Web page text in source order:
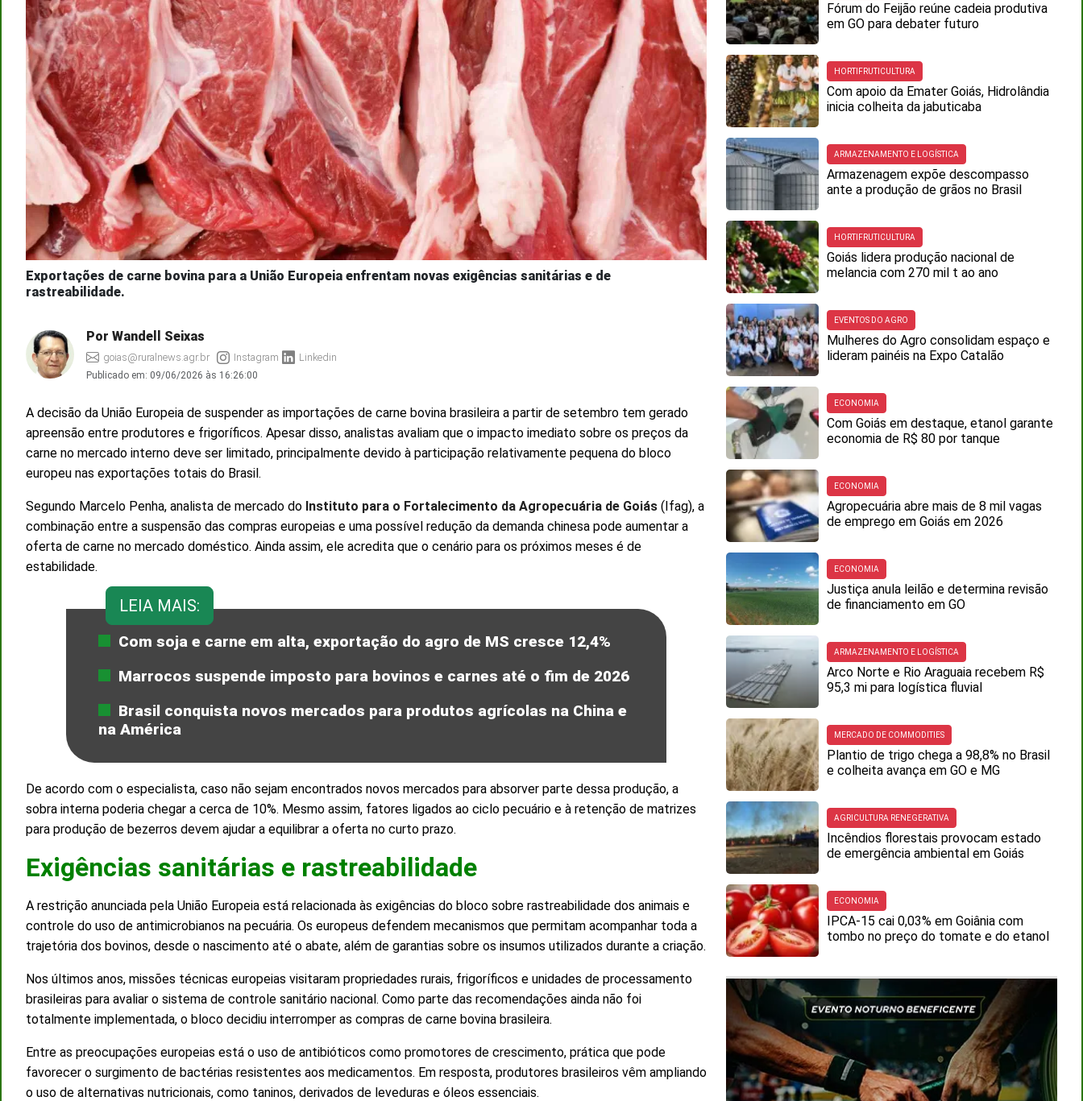
Exportações de carne bovina para a União Europeia enfrentam novas exigências sanitárias e de
rastreabilidade.
Por Wandell Seixas
goias@ruralnews.agr.br Instagram Linkedin
Publicado em: 09/06/2026 às 16:26:00
A decisão da União Europeia de suspender as importações de carne bovina brasileira a partir de setembro tem gerado
apreensão entre produtores e frigoríficos. Apesar disso, analistas avaliam que o impacto imediato sobre os preços da
carne no mercado interno deve ser limitado, principalmente devido à participação relativamente pequena do bloco
europeu nas exportações totais do Brasil.
Segundo Marcelo Penha, analista de mercado do Instituto para o Fortalecimento da Agropecuária de Goiás (Ifag), a
combinação entre a suspensão das compras europeias e uma possível redução da demanda chinesa pode aumentar a
oferta de carne no mercado doméstico. Ainda assim, ele acredita que o cenário para os próximos meses é de
estabilidade.
LEIA MAIS:
Com soja e carne em alta, exportação do agro de MS cresce 12,4%
Marrocos suspende imposto para bovinos e carnes até o fim de 2026
Brasil conquista novos mercados para produtos agrícolas na China e
na América
De acordo com o especialista, caso não sejam encontrados novos mercados para absorver parte dessa produção, a
sobra interna poderia chegar a cerca de 10%. Mesmo assim, fatores ligados ao ciclo pecuário e à retenção de matrizes
para produção de bezerros devem ajudar a equilibrar a oferta no curto prazo.
Exigências sanitárias e rastreabilidade
A restrição anunciada pela União Europeia está relacionada às exigências do bloco sobre rastreabilidade dos animais e
controle do uso de antimicrobianos na pecuária. Os europeus defendem mecanismos que permitam acompanhar toda a
trajetória dos bovinos, desde o nascimento até o abate, além de garantias sobre os insumos utilizados durante a criação.
Nos últimos anos, missões técnicas europeias visitaram propriedades rurais, frigoríficos e unidades de processamento
brasileiras para avaliar o sistema de controle sanitário nacional. Como parte das recomendações ainda não foi
totalmente implementada, o bloco decidiu interromper as compras de carne bovina brasileira.
Entre as preocupações europeias está o uso de antibióticos como promotores de crescimento, prática que pode
favorecer o surgimento de bactérias resistentes aos medicamentos. Em resposta, produtores brasileiros vêm ampliando
o uso de alternativas nutricionais, como taninos, derivados de leveduras e óleos essenciais.
Fórum do Feijão reúne cadeia produtiva
em GO para debater futuro
HORTIFRUTICULTURA
Com apoio da Emater Goiás, Hidrolândia
inicia colheita da jabuticaba
ARMAZENAMENTO E LOGÍSTICA
Armazenagem expõe descompasso
ante a produção de grãos no Brasil
HORTIFRUTICULTURA
Goiás lidera produção nacional de
melancia com 270 mil t ao ano
EVENTOS DO AGRO
Mulheres do Agro consolidam espaço e
lideram painéis na Expo Catalão
ECONOMIA
Com Goiás em destaque, etanol garante
economia de R$ 80 por tanque
ECONOMIA
Agropecuária abre mais de 8 mil vagas
de emprego em Goiás em 2026
ECONOMIA
Justiça anula leilão e determina revisão
de financiamento em GO
ARMAZENAMENTO E LOGÍSTICA
Arco Norte e Rio Araguaia recebem R$
95,3 mi para logística fluvial
MERCADO DE COMMODITIES
Plantio de trigo chega a 98,8% no Brasil
e colheita avança em GO e MG
AGRICULTURA RENEGERATIVA
Incêndios florestais provocam estado
de emergência ambiental em Goiás
ECONOMIA
IPCA-15 cai 0,03% em Goiânia com
tombo no preço do tomate e do etanol